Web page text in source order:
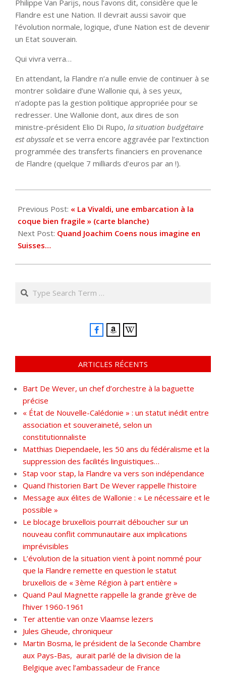
Philippe Van Parijs, nous l’avons dit, considère que le
Flandre est une Nation. Il devrait aussi savoir que
l’évolution normale, logique, d’une Nation est de devenir
un Etat souverain.
Qui vivra verra…
En attendant, la Flandre n’a nulle envie de continuer à se
montrer solidaire d’une Wallonie qui, à ses yeux,
n’adopte pas la gestion politique appropriée pour se
redresser. Une Wallonie dont, aux dires de son
ministre-président Elio Di Rupo, la situation budgétaire
est abyssale et se verra encore aggravée par l’extinction
programmée des transferts financiers en provenance
de Flandre (quelque 7 milliards d’euros par an !).
04-
23
Previous Post: « La Vivaldi, une embarcation à la
coque bien fragile » (carte blanche)
Next Post: Quand Joachim Coens nous imagine en
Suisses…
Search
ARTICLES RÉCENTS
Bart De Wever, un chef d’orchestre à la baguette
précise
« État de Nouvelle-Calédonie » : un statut inédit entre
association et souveraineté, selon un
constitutionnaliste
Matthias Diependaele, les 50 ans du fédéralisme et la
suppression des facilités linguistiques…
Stap voor stap, la Flandre va vers son indépendance
Quand l’historien Bart De Wever rappelle l’histoire
Message aux élites de Wallonie : « Le nécessaire et le
possible »
Le blocage bruxellois pourrait déboucher sur un
nouveau conflit communautaire aux implications
imprévisibles
L’évolution de la situation vient à point nommé pour
que la Flandre remette en question le statut
bruxellois de « 3ème Région à part entière »
Quand Paul Magnette rappelle la grande grève de
l’hiver 1960-1961
Ter attentie van onze Vlaamse lezers
Jules Gheude, chroniqueur
Martin Bosma, le président de la Seconde Chambre
aux Pays-Bas, aurait parlé de la division de la
Belgique avec l’ambassadeur de France